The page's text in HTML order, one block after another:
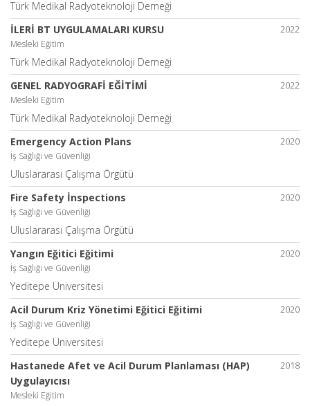
Türk Medikal Radyoteknoloji Derneği
2022
İLERİ BT UYGULAMALARI KURSU
Mesleki Eğitim
Türk Medikal Radyoteknoloji Derneği
2022
GENEL RADYOGRAFİ EĞİTİMİ
Mesleki Eğitim
Türk Medikal Radyoteknoloji Derneği
2020
Emergency Action Plans
İş Sağlığı ve Güvenliği
Uluslararası Çalışma Örgütü
2020
Fire Safety İnspections
İş Sağlığı ve Güvenliği
Uluslararası Çalışma Örgütü
2020
Yangın Eğitici Eğitimi
İş Sağlığı ve Güvenliği
Yeditepe Üniversitesi
2020
Acil Durum Kriz Yönetimi Eğitici Eğitimi
İş Sağlığı ve Güvenliği
Yeditepe Üniversitesi
2018
Hastanede Afet ve Acil Durum Planlaması (HAP)
Uygulayıcısı
Mesleki Eğitim